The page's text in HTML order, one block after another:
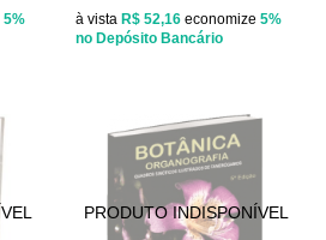
5%
à vista R$ 52,16 economize 5%
no Depósito Bancário